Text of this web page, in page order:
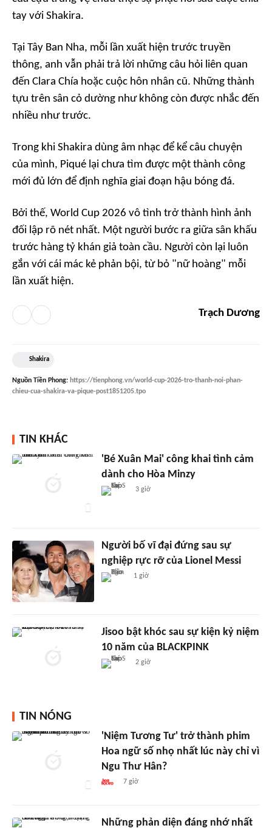
tay với Shakira.
Tại Tây Ban Nha, mỗi lần xuất hiện trước truyền
thông, anh vẫn phải trả lời những câu hỏi liên quan
đến Clara Chía hoặc cuộc hôn nhân cũ. Những thành
tựu trên sân cỏ dường như không còn được nhắc đến
nhiều như trước.
Trong khi Shakira dùng âm nhạc để kể câu chuyện
của mình, Piqué lại chưa tìm được một thành công
mới đủ lớn để định nghĩa giai đoạn hậu bóng đá.
Bởi thế, World Cup 2026 vô tình trở thành hình ảnh
đối lập rõ nét nhất. Một người bước ra giữa sân khấu
trước hàng tỷ khán giả toàn cầu. Người còn lại luôn
gắn với cái mác kẻ phản bội, từ bỏ "nữ hoàng" mỗi
lần xuất hiện.
Trạch Dương
Shakira
Nguồn Tiền Phong: https://tienphong.vn/world-cup-2026-tro-thanh-noi-phan-
chieu-cua-shakira-va-pique-post1851205.tpo
TIN KHÁC
'Bé Xuân Mai' công khai tình cảm
dành cho Hòa Minzy
3 giờ
Người bố vĩ đại đứng sau sự
nghiệp rực rỡ của Lionel Messi
1 giờ
Jisoo bật khóc sau sự kiện kỷ niệm
10 năm của BLACKPINK
2 giờ
TIN NÓNG
'Niệm Tương Tư' trở thành phim
Hoa ngữ số nhọ nhất lúc này chỉ vì
Ngu Thư Hân?
7 giờ
Những phản diện đáng nhớ nhất